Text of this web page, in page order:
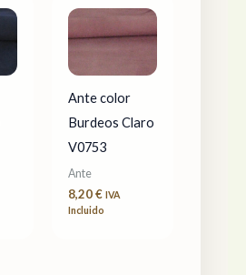
Ante color
Burdeos Claro
V0753
Ante
8,20€ IVA
Incluido